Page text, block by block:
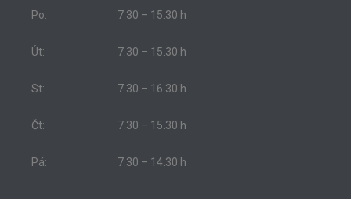
Po: 7.30 – 15.30 h
Út: 7.30 – 15.30 h
St: 7.30 – 16.30 h
Čt: 7.30 – 15.30 h
Pá: 7.30 – 14.30 h